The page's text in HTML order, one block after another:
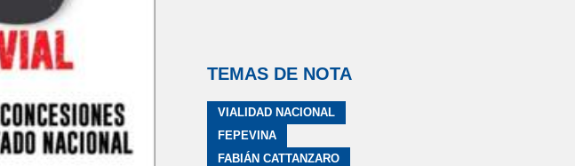
TEMAS DE NOTA
VIALIDAD NACIONAL
FEPEVINA
FABIÁN CATTANZARO